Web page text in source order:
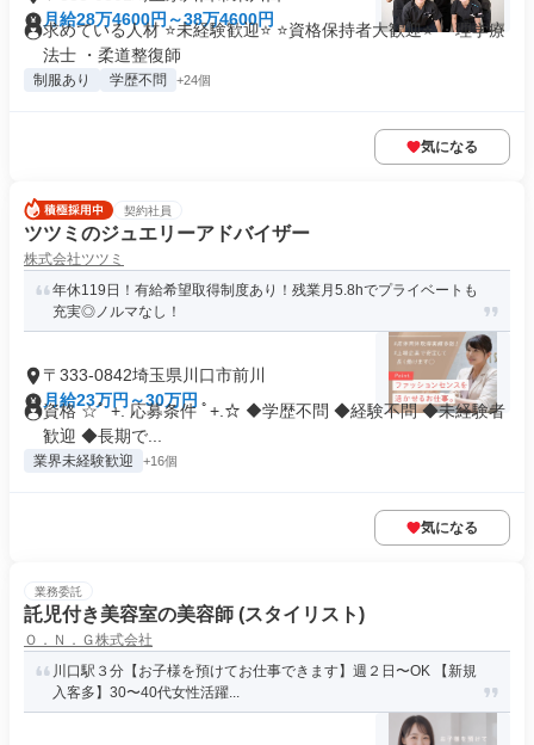
月給28万4600円～38万4600円
求めている人材 ⭐未経験歓迎⭐ ⭐資格保持者大歓迎⭐ ・理学療
法士 ・柔道整復師
制服あり 学歴不問 +24個
気になる
契約社員
ツツミのジュエリーアドバイザー
株式会社ツツミ
年休119日！有給希望取得制度あり！残業月5.8hでプライベートも
充実◎ノルマなし！
〒333-0842埼玉県川口市前川
月給23万円～30万円
資格 ☆ﾟ +. 応募条件 ﾟ+.☆ ◆学歴不問 ◆経験不問 ◆未経験者
歓迎 ◆長期で...
業界未経験歓迎 +16個
気になる
業務委託
託児付き美容室の美容師 (スタイリスト)
Ｏ．Ｎ．Ｇ株式会社
川口駅３分【お子様を預けてお仕事できます】週２日〜OK 【新規
入客多】30〜40代女性活躍...